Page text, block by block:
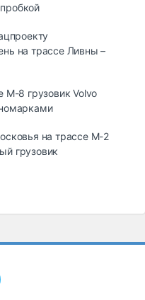
на трассе Ливны –
М-8 грузовик Volvo
на трассе М-2
грузовик